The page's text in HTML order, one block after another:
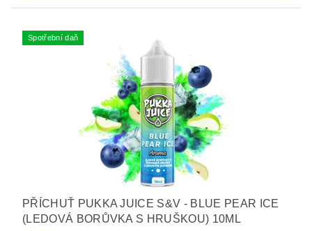
Spotřební daň
PŘÍCHUŤ PUKKA JUICE S&V - BLUE PEAR ICE
(LEDOVÁ BORŮVKA S HRUŠKOU) 10ML